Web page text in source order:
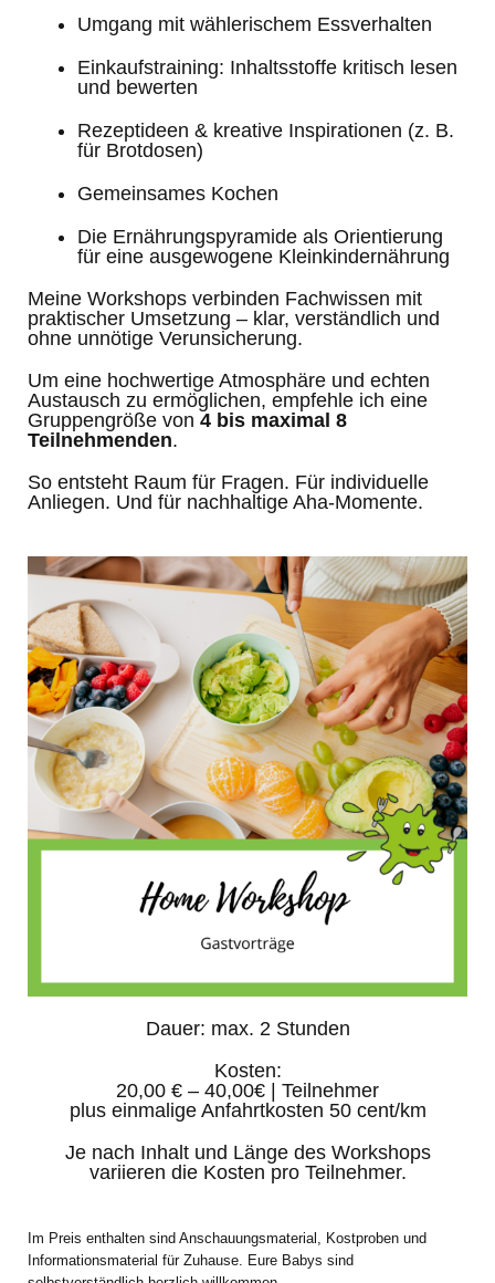
Umgang mit wählerischem Essverhalten
Einkaufstraining: Inhaltsstoffe kritisch lesen
und bewerten
Rezeptideen & kreative Inspirationen (z. B.
für Brotdosen)
Gemeinsames Kochen
Die Ernährungspyramide als Orientierung
für eine ausgewogene Kleinkindernährung
Meine Workshops verbinden Fachwissen mit
praktischer Umsetzung – klar, verständlich und
ohne unnötige Verunsicherung.
Um eine hochwertige Atmosphäre und echten
Austausch zu ermöglichen, empfehle ich eine
Gruppengröße von 4 bis maximal 8
Teilnehmenden.
So entsteht Raum für Fragen. Für individuelle
Anliegen. Und für nachhaltige Aha-Momente.
Dauer: max. 2 Stunden
Kosten:
20,00 € – 40,00€ | Teilnehmer
plus einmalige Anfahrtkosten 50 cent/km
Je nach Inhalt und Länge des Workshops
variieren die Kosten pro Teilnehmer.
Im Preis enthalten sind Anschauungsmaterial, Kostproben und
Informationsmaterial für Zuhause. Eure Babys sind